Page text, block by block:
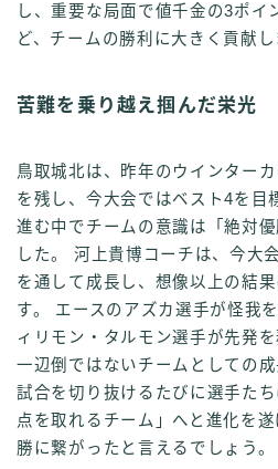
し、重要な局面で値千金の3ポイ
ど、チームの勝利に大きく貢献し
苦難を乗り越え掴んだ栄光
鳥取城北は、昨年のウインター
を残し、今大会ではベスト4を目
進む中でチームの意識は「絶対
した。 河上貴博コーチは、今大
を通して成長し、想像以上の結
す。 エースのアズカ選手が怪我
ィリモン・タルモン選手が先発
一辺倒ではないチームとしての
試合を切り抜けるたびに選手た
点を取れるチーム」へと進化を
勝に繋がったと言えるでしょう。